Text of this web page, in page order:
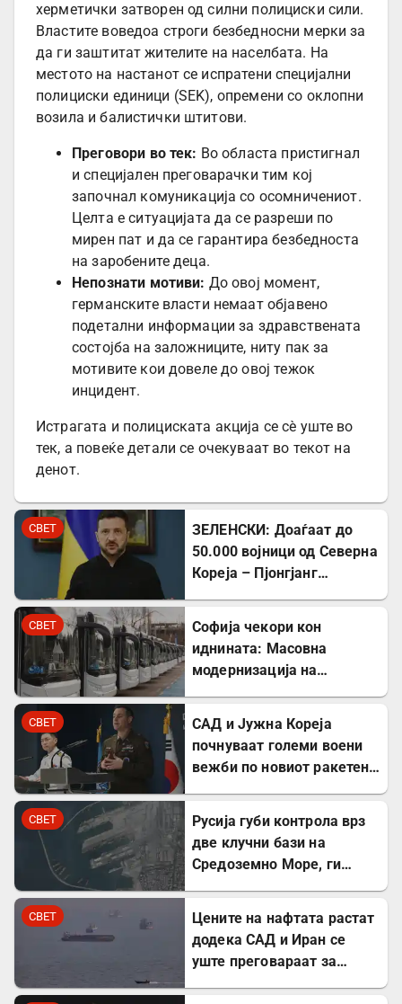
херметички затворен од силни полициски сили.
Властите воведоа строги безбедносни мерки за
да ги заштитат жителите на населбата. На
местото на настанот се испратени специјални
полициски единици (SEK), опремени со оклопни
возила и балистички штитови.
Преговори во тек: Во областа пристигнал
и специјален преговарачки тим кој
започнал комуникација со осомничениот.
Целта е ситуацијата да се разреши по
мирен пат и да се гарантира безбедноста
на заробените деца.
Непознати мотиви: До овој момент,
германските власти немаат објавено
подетални информации за здравствената
состојба на заложниците, ниту пак за
мотивите кои довеле до овој тежок
инцидент.
Истрагата и полициската акција се сè уште во
тек, а повеќе детали се очекуваат во текот на
денот.
СВЕТ
ЗЕЛЕНСКИ: Доаѓаат до
50.000 војници од Северна
Кореја – Пјонгјанг
искуство во Русија
СВЕТ
Софија чекори кон
иднината: Масовна
модернизација на
СВЕТ
САД и Јужна Кореја
почнуваат големи воени
вежби по новиот ракетен
Северна Кореја
СВЕТ
Русија губи контрола врз
две клучни бази на
Средоземно Море, ги
СВЕТ
Цените на нафтата растат
додека САД и Иран се
уште преговараат за